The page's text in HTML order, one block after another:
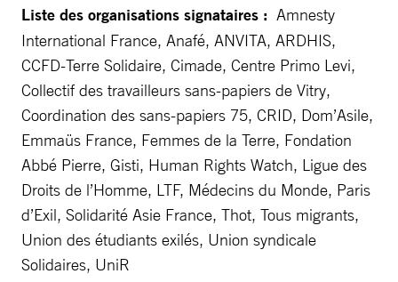
Liste des organisations signataires : Amnesty
International France, Anafé, ANVITA, ARDHIS,
CCFD-Terre Solidaire, Cimade, Centre Primo Levi,
Collectif des travailleurs sans-papiers de Vitry,
Coordination des sans-papiers 75, CRID, Dom’Asile,
Emmaüs France, Femmes de la Terre, Fondation
Abbé Pierre, Gisti, Human Rights Watch, Ligue des
Droits de l’Homme, LTF, Médecins du Monde, Paris
d’Exil, Solidarité Asie France, Thot, Tous migrants,
Union des étudiants exilés, Union syndicale
Solidaires, UniR